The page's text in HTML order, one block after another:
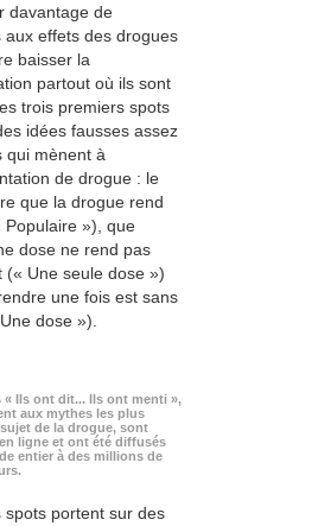
davantage de
aux effets des drogues
baisser la
partout où ils sont
trois premiers spots
idées fausses assez
qui mènent à
de drogue : le
que la drogue rend
Populaire »), que
dose ne rend pas
(« Une seule dose »)
une fois est sans
dose »).
« Ils ont dit... Ils ont menti »,
aux mythes les plus
de la drogue, sont
ligne et ont été diffusés
entier à des millions de
spots portent sur des